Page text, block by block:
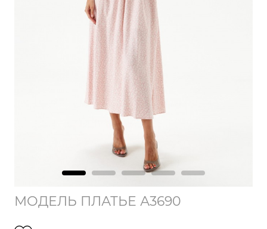
МОДЕЛЬ ПЛАТЬЕ А3690